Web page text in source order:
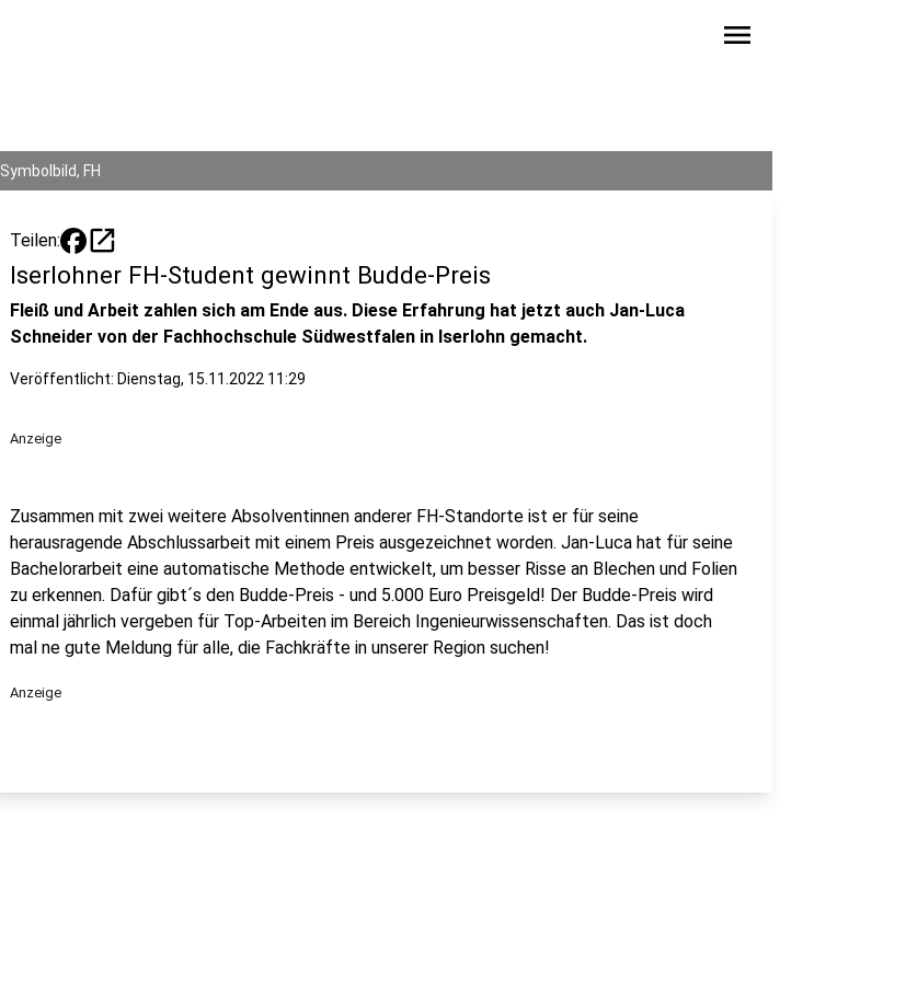
menu
Symbolbild, FH
Teilen: open_in_new
Iserlohner FH-Student gewinnt Budde-Preis
Fleiß und Arbeit zahlen sich am Ende aus. Diese Erfahrung hat jetzt auch Jan-Luca
Schneider von der Fachhochschule Südwestfalen in Iserlohn gemacht.
Veröffentlicht: Dienstag, 15.11.2022 11:29
Anzeige
Zusammen mit zwei weitere Absolventinnen anderer FH-Standorte ist er für seine
herausragende Abschlussarbeit mit einem Preis ausgezeichnet worden. Jan-Luca hat für seine
Bachelorarbeit eine automatische Methode entwickelt, um besser Risse an Blechen und Folien
zu erkennen. Dafür gibt´s den Budde-Preis - und 5.000 Euro Preisgeld! Der Budde-Preis wird
einmal jährlich vergeben für Top-Arbeiten im Bereich Ingenieurwissenschaften. Das ist doch
mal ne gute Meldung für alle, die Fachkräfte in unserer Region suchen!
Anzeige